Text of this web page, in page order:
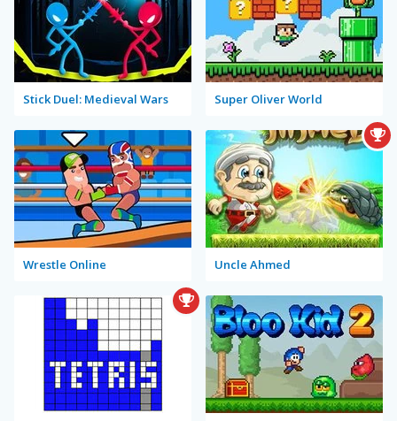
Stick Duel: Medieval Wars Super Oliver World
Wrestle Online Uncle Ahmed